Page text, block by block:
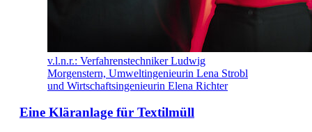
v.l.n.r.: Verfahrenstechniker Ludwig
Morgenstern, Umweltingenieurin Lena Strobl
und Wirtschaftsingenieurin Elena Richter
Eine Kläranlage für Textilmüll